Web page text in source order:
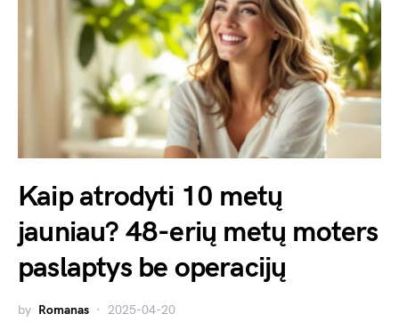
Kaip atrodyti 10 metų
jauniau? 48-erių metų moters
paslaptys be operacijų
by Romanas 2025-04-20